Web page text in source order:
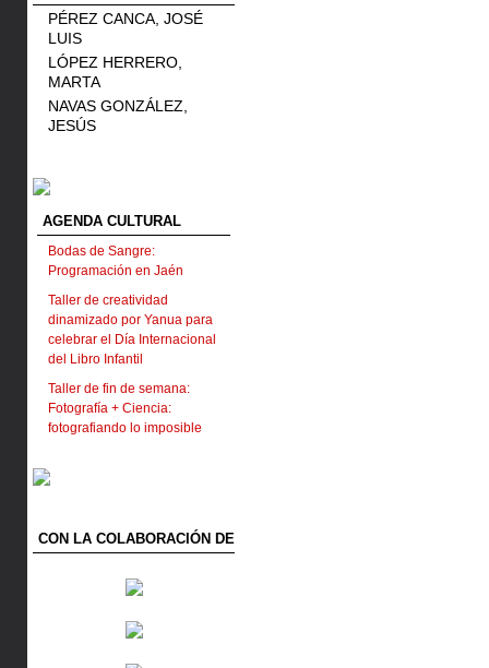
PÉREZ CANCA, JOSÉ
LUIS
LÓPEZ HERRERO,
MARTA
NAVAS GONZÁLEZ,
JESÚS
AGENDA CULTURAL
Bodas de Sangre:
Programación en Jaén
Taller de creatividad
dinamizado por Yanua para
celebrar el Día Internacional
del Libro Infantil
Taller de fin de semana:
Fotografía + Ciencia:
fotografiando lo imposible
CON LA COLABORACIÓN DE